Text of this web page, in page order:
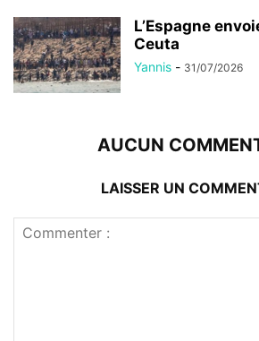
L’Espagne
Ceuta
Yannis - 31/07/2026
AUCUN
LAISSER UN